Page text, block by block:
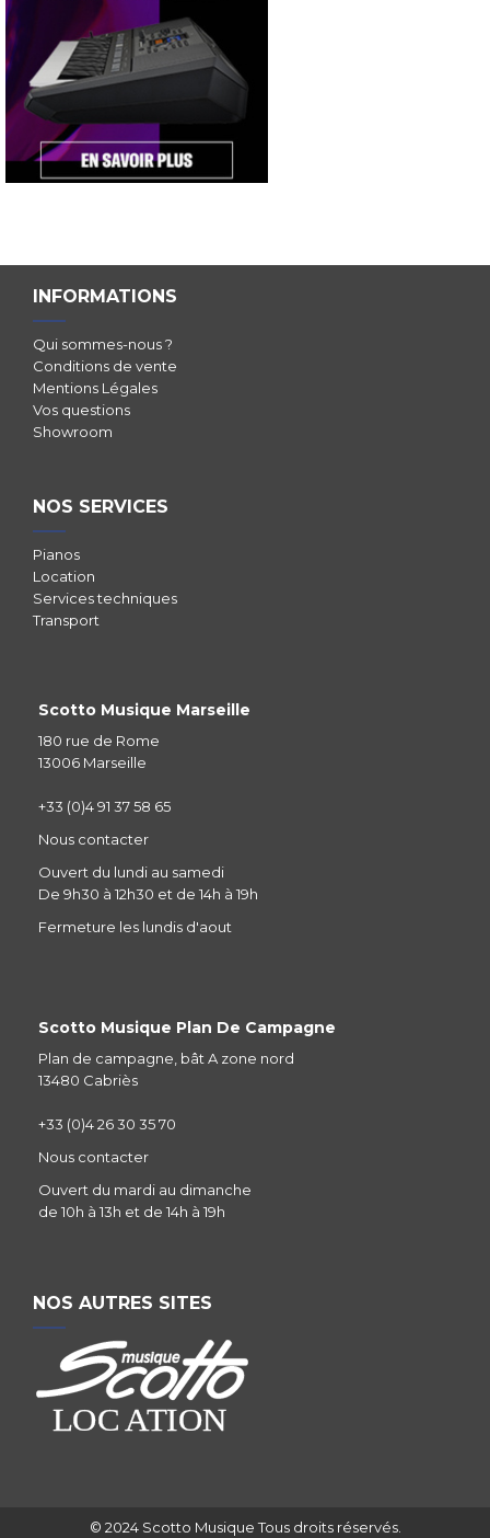
INFORMATIONS
Qui sommes-nous ?
Conditions de vente
Mentions Légales
Vos questions
Showroom
NOS SERVICES
Pianos
Location
Services techniques
Transport
Scotto Musique Marseille
180 rue de Rome
13006 Marseille
+33 (0)4 91 37 58 65
Nous contacter
Ouvert du lundi au samedi
De 9h30 à 12h30 et de 14h à 19h
Fermeture les lundis d'aout
Scotto Musique Plan De Campagne
Plan de campagne, bât A zone nord
13480 Cabriès
+33 (0)4 26 30 35 70
Nous contacter
Ouvert du mardi au dimanche
de 10h à 13h et de 14h à 19h
NOS AUTRES SITES
© 2024 Scotto Musique Tous droits réservés.